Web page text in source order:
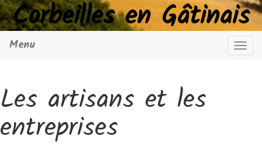
Corbeilles en Gâtinais
Menu
Les artisans et les
entreprises